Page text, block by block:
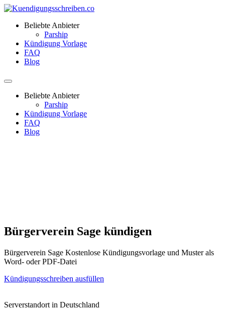
Beliebte Anbieter
Parship
Kündigung Vorlage
FAQ
Blog
Beliebte Anbieter
Parship
Kündigung Vorlage
FAQ
Blog
Bürgerverein Sage kündigen
Bürgerverein Sage Kostenlose Kündigungsvorlage und Muster als
Word- oder PDF-Datei
Kündigungsschreiben ausfüllen
Serverstandort in Deutschland